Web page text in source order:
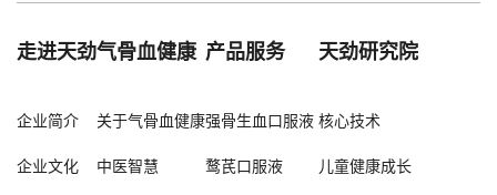
走进天劲
企业简介
企业文化
气骨血健康
关于气骨血健康
中医智慧
产品服务
强骨生血口服液
鹜芪口服液
天劲研究院
核心技术
儿童健康成长